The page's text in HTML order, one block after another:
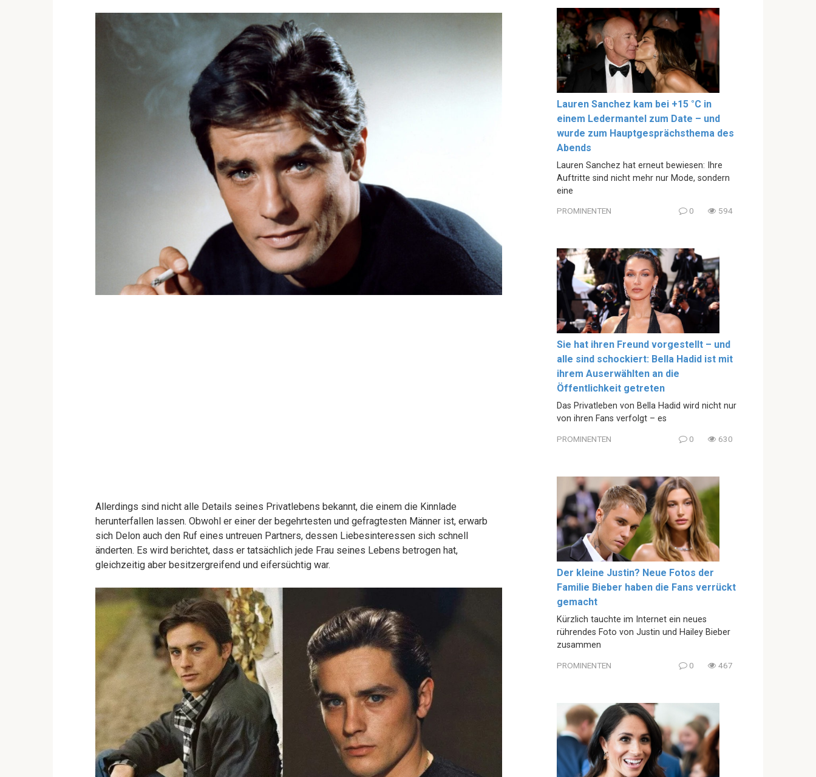
Allerdings sind nicht alle Details seines Privatlebens bekannt, die einem die Kinnlade
herunterfallen lassen. Obwohl er einer der begehrtesten und gefragtesten Männer ist, erwarb
sich Delon auch den Ruf eines untreuen Partners, dessen Liebesinteressen sich schnell
änderten. Es wird berichtet, dass er tatsächlich jede Frau seines Lebens betrogen hat,
gleichzeitig aber besitzergreifend und eifersüchtig war.
Lauren Sanchez kam bei +15 °C in
einem Ledermantel zum Date – und
wurde zum Hauptgesprächsthema des
Abends
Lauren Sanchez hat erneut bewiesen: Ihre
Auftritte sind nicht mehr nur Mode, sondern
eine
PROMINENTEN 0 594
Sie hat ihren Freund vorgestellt – und
alle sind schockiert: Bella Hadid ist mit
ihrem Auserwählten an die
Öffentlichkeit getreten
Das Privatleben von Bella Hadid wird nicht nur
von ihren Fans verfolgt – es
PROMINENTEN 0 630
Der kleine Justin? Neue Fotos der
Familie Bieber haben die Fans verrückt
gemacht
Kürzlich tauchte im Internet ein neues
rührendes Foto von Justin und Hailey Bieber
zusammen
PROMINENTEN 0 467